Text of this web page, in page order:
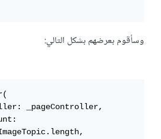
وسأقوم بعرضهم بشكل التالي: